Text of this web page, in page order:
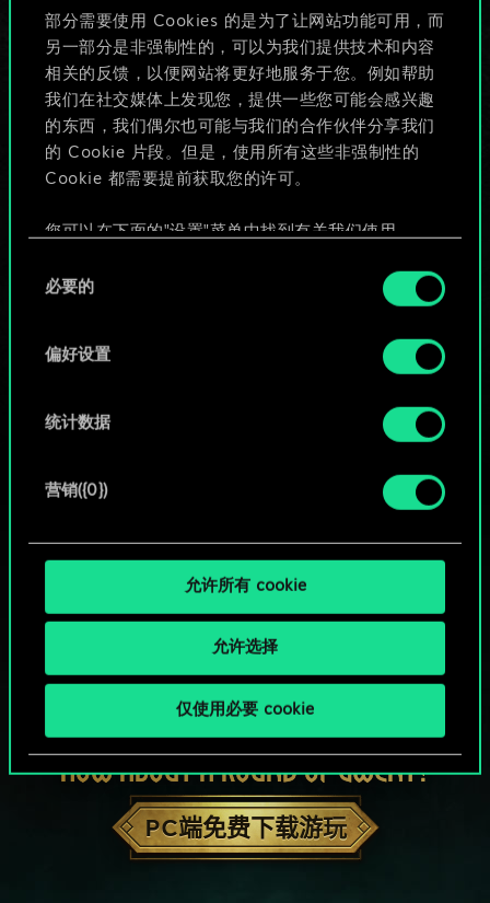
部分需要使用 Cookies 的是为了让网站功能可用，而
另一部分是非强制性的，可以为我们提供技术和内容
相关的反馈，以便网站将更好地服务于您。例如帮助
我们在社交媒体上发现您，提供一些您可能会感兴趣
的东西，我们偶尔也可能与我们的合作伙伴分享我们
的 Cookie 片段。但是，使用所有这些非强制性的
Cookie 都需要提前获取您的许可。
您可以在下面的"设置"菜单中找到有关我们使用
好。一旦您了解了其中的内容并准备好继续，请点
必要的
偏好设置
统计数据
营销({0})
允许所有 cookie
允许选择
仅使用必要 cookie
牌，但能做的不止这
些！
给牌组命名并撰写攻略
HOW ABOUT A ROUND OF GWENT?
PC端免费下载游玩